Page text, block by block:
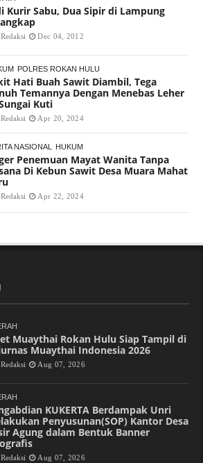
Kurir Sabu, Dua Sipir di Lampung
Redaksi Dec 04, 2012
POLRES ROKAN HULU
Hati Buah Sawit Diambil, Tega
Temannya Dengan Menebas Leher
Kuti
Redaksi Apr 20, 2024
NASIONAL HUKUM
Penemuan Mayat Wanita Tanpa
Di Kebun Sawit Desa Muara Mahat
Redaksi Apr 22, 2024
Muaythai Rokan Hulu Siap Tampil di
Muaythai Indonesia 2026
Redaksi Aug 07, 2026
KUKERTA Berdampak Unri
Penyusunan(SOP) Kantor Desa
Agung dalam Bentuk Banner
Redaksi Aug 07, 2026